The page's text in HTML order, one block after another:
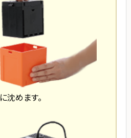
に沈めます。